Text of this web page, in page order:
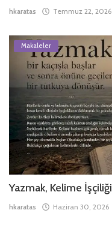
hkaratas Temmuz 22, 2026
Makaleler
Yazmak, Kelime İşçiliği
hkaratas Haziran 30, 2026